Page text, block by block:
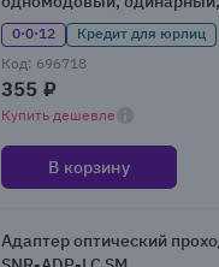
PC1S2C2-SCU-SCU-003)
0·0·12
Кредит для юрлиц
Код: 696718
355 ₽
Купить дешевле
В корзину
Адаптер оптический